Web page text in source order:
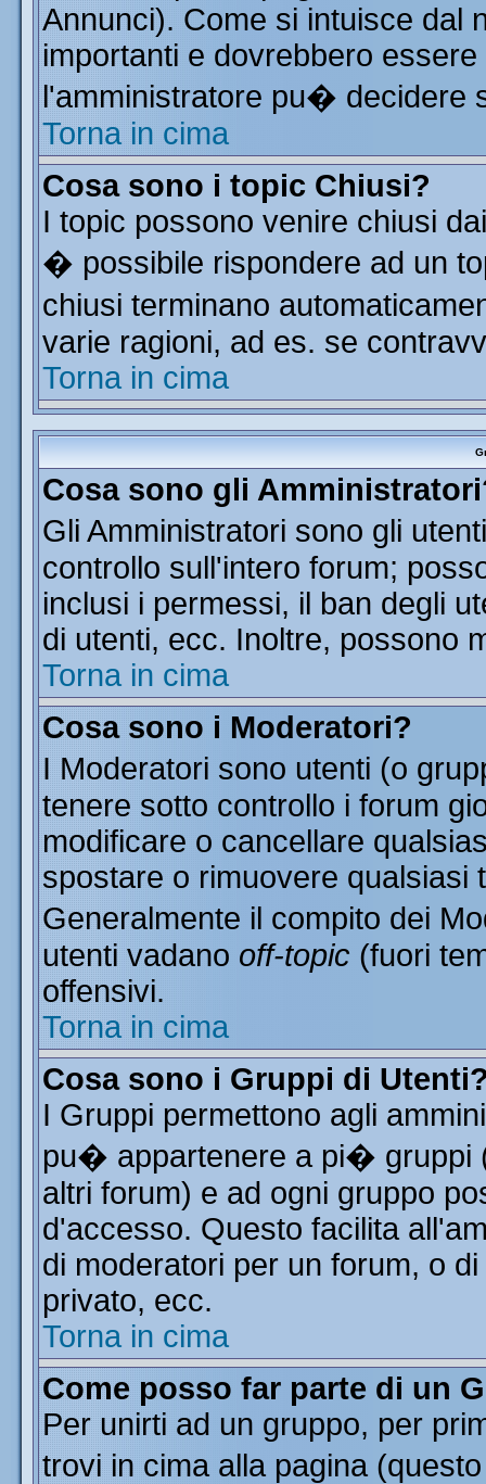
Annunci). Come si intuisce dal
importanti e dovrebbero
l'amministratore pu�
Torna in cima
Cosa sono i topic Chiusi?
I topic possono venire chiusi
� possibile rispondere ad un
chiusi terminano
varie ragioni, ad es. se
Torna in cima
Cosa sono gli
Gli Amministratori sono gli
controllo sull'intero forum;
inclusi i permessi, il ban degli
di utenti, ecc. Inoltre, possono
Torna in cima
Cosa sono i Moderatori?
I Moderatori sono utenti (o
tenere sotto controllo i forum
modificare o cancellare
spostare o rimuovere qualsiasi
Generalmente il compito dei
utenti vadano off-topic (fuori
offensivi.
Torna in cima
Cosa sono i Gruppi di
I Gruppi permettono agli
pu� appartenere a pi� gruppi
altri forum) e ad ogni gruppo
d'accesso. Questo facilita
di moderatori per un forum, o
privato, ecc.
Torna in cima
Come posso far parte di un
Per unirti ad un gruppo, per
trovi in cima alla pagina